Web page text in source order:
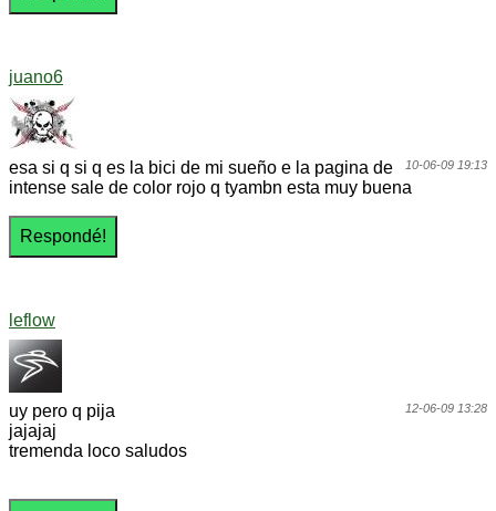
juano6
10-06-09 19:13
esa si q si q es la bici de mi sueño e la pagina de
intense sale de color rojo q tyambn esta muy buena
leflow
12-06-09 13:28
uy pero q pija
jajajaj
tremenda loco saludos